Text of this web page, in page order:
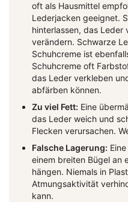
oft als Hausmittel
Lederjacken geeignet.
hinterlassen, das
verändern. Schwarze
Schuhcreme ist
Schuhcreme oft
das Leder verkleben
abfärben können.
Zu viel Fett: Eine
das Leder weich und
Flecken verursachen.
Falsche Lagerung:
einem breiten Bügel an
hängen. Niemals in
Atmungsaktivität
kann.